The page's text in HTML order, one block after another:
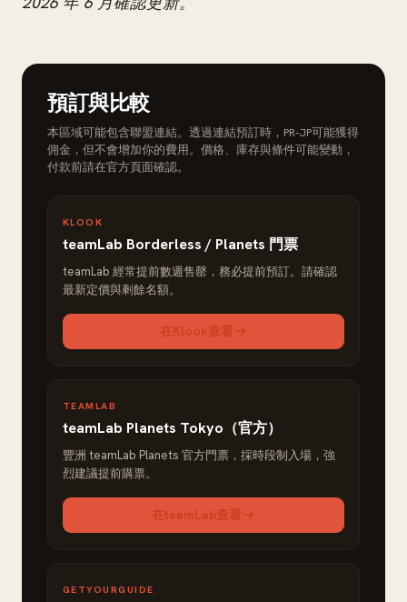
預訂與比較
本區域可能包含聯盟連結。透過連結預訂時，PR-JP可能獲得
佣金，但不會增加你的費用。價格、庫存與條件可能變動，
付款前請在官方頁面確認。
KLOOK
teamLab Borderless / Planets 門票
teamLab 經常提前數週售罄，務必提前預訂。請確認
最新定價與剩餘名額。
在Klook查看
TEAMLAB
teamLab Planets Tokyo（官方）
豐洲 teamLab Planets 官方門票，採時段制入場，強
烈建議提前購票。
在teamLab查看
GETYOURGUIDE